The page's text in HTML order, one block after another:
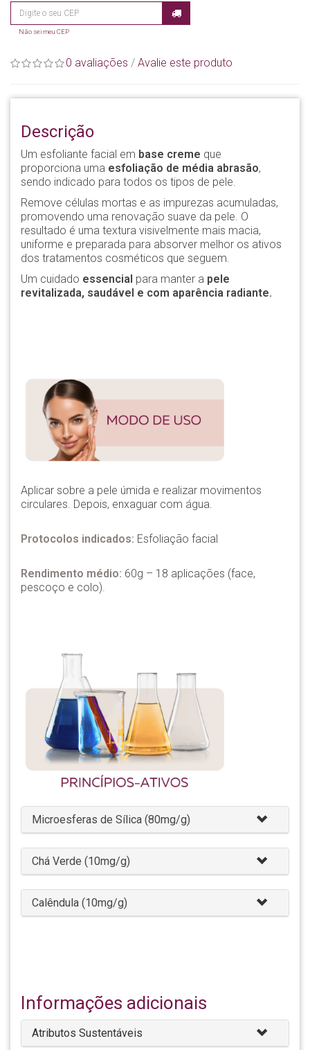
Não sei meu CEP
0 avaliações / Avalie este produto
Descrição
Um esfoliante facial em base creme que
proporciona uma esfoliação de média abrasão,
sendo indicado para todos os tipos de pele.
Remove células mortas e as impurezas acumuladas,
promovendo uma renovação suave da pele. O
resultado é uma textura visivelmente mais macia,
uniforme e preparada para absorver melhor os ativos
dos tratamentos cosméticos que seguem.
Um cuidado essencial para manter a pele
revitalizada, saudável e com aparência radiante.
Aplicar sobre a pele úmida e realizar movimentos
circulares. Depois, enxaguar com água.
Protocolos indicados: Esfoliação facial
Rendimento médio: 60g – 18 aplicações (face,
pescoço e colo).
Microesferas de Sílica (80mg/g)
Chá Verde (10mg/g)
Calêndula (10mg/g)
Informações adicionais
Atributos Sustentáveis